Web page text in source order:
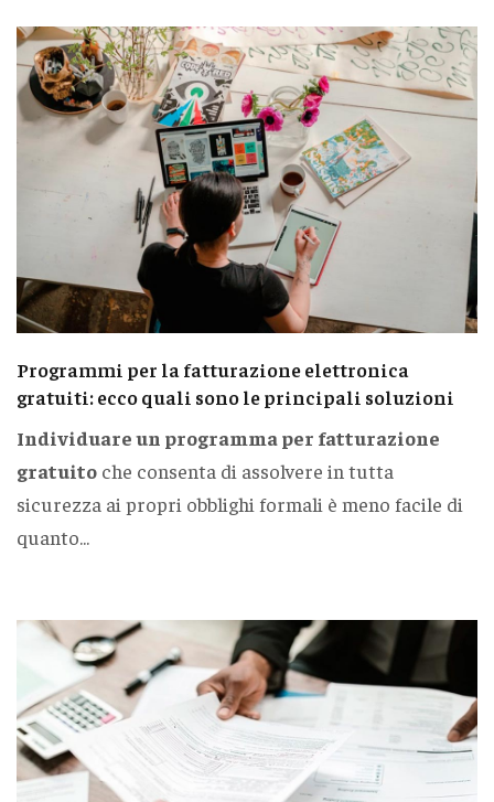
Programmi per la fatturazione elettronica
gratuiti: ecco quali sono le principali soluzioni
Individuare un programma per fatturazione
gratuito che consenta di assolvere in tutta
sicurezza ai propri obblighi formali è meno facile di
quanto...